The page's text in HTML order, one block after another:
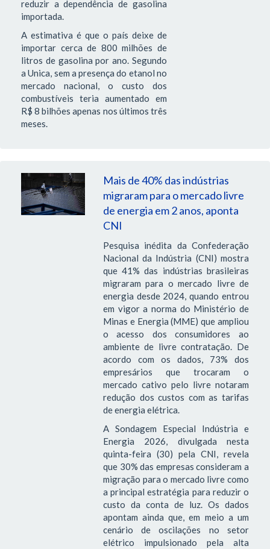
reduzir a dependência de gasolina
importada.
A estimativa é que o país deixe de
importar cerca de 800 milhões de
litros de gasolina por ano. Segundo
a Unica, sem a presença do etanol no
mercado nacional, o custo dos
combustíveis teria aumentado em
R$ 8 bilhões apenas nos últimos três
meses.
Mais de 40% das indústrias
migraram para o mercado livre
de energia em 2 anos, aponta
CNI
Pesquisa inédita da Confederação
Nacional da Indústria (CNI) mostra
que 41% das indústrias brasileiras
migraram para o mercado livre de
energia desde 2024, quando entrou
em vigor a norma do Ministério de
Minas e Energia (MME) que ampliou
o acesso dos consumidores ao
ambiente de livre contratação. De
acordo com os dados, 73% dos
empresários que trocaram o
mercado cativo pelo livre notaram
redução dos custos com as tarifas
de energia elétrica.
A Sondagem Especial Indústria e
Energia 2026, divulgada nesta
quinta-feira (30) pela CNI, revela
que 30% das empresas consideram a
migração para o mercado livre como
a principal estratégia para reduzir o
custo da conta de luz. Os dados
apontam ainda que, em meio a um
cenário de oscilações no setor
elétrico impulsionado pela alta